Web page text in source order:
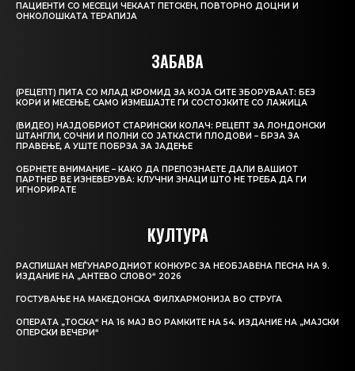
ПАЦИЕНТИ СО МЕСЕЦИ ЧЕКААТ ПЕТСКЕН, ПОВТОРНО ДОЦНИ И
ОНКОЛОШКАТА ТЕРАПИЈА
ЗАБАВА
(РЕЦЕПТ) ПИТА СО МЛАД КРОМИД ЗА КОЈА СИТЕ ЗБОРУВААТ: БЕЗ
КОРИ И МЕСЕЊЕ, САМО ИЗМЕШАЈТЕ ГИ СОСТОЈКИТЕ СО ЛАЖИЦА
(ВИДЕО) НАЈДОБРИОТ СТАРИНСКИ КОЛАЧ: РЕЦЕПТ ЗА ЛОНДОНСКИ
ШТАНГЛИ, СОЧНИ И ПОЛНИ СО ЈАТКАСТИ ПЛОДОВИ – БРЗА ЗА
ПРАВЕЊЕ, А УШТЕ ПОБРЗА ЗА ЈАДЕЊЕ
ОБРНЕТЕ ВНИМАНИЕ – КАКО ДА ПРЕПОЗНАЕТЕ ДАЛИ ВАШИОТ
ПАРТНЕР ВЕ ИЗНЕВЕРУВА: КЛУЧНИ ЗНАЦИ ШТО НЕ ТРЕБА ДА ГИ
ИГНОРИРАТЕ
КУЛТУРА
РАСПИШАН МЕЃУНАРОДНИОТ КОНКУРС ЗА НЕОБЈАВЕНА ПЕСНА НА 9.
ИЗДАНИЕ НА „АНТЕВО СЛОВО“ 2026
ГОСТУВАЊЕ НА МАКЕДОНСКА ФИЛХАРМОНИЈА ВО СТРУГА
ОПЕРАТА „ТОСКА“ НА 16 МАЈ ВО РАМКИТЕ НА 54. ИЗДАНИЕ НА „МАЈСКИ
ОПЕРСКИ ВЕЧЕРИ“